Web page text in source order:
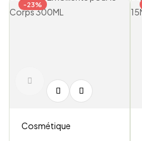
-23%
Cosmétique